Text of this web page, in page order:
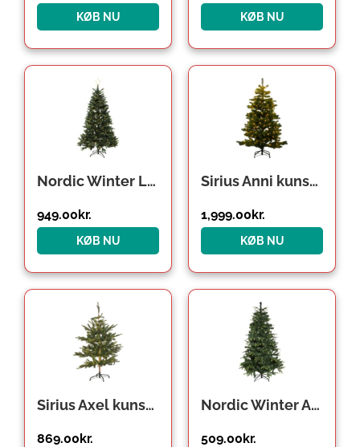
KØB NU KØB NU
Nordic Winter Lifa kunstigt juletræ med lys, 150 x 106 cm
949.00kr.
KØB NU
Sirius Anni kunstigt juletræ med lys, 210 cm
1,999.00kr.
KØB NU
Sirius Axel kunstigt juletræ med lys, 150 cm
869.00kr.
Nordic Winter Alva kunstigt juletræ, 170 x 116 cm
509.00kr.